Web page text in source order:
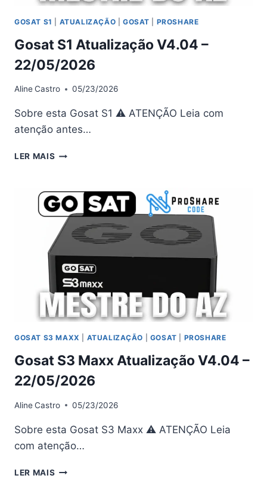
GOSAT S1 ATUALIZAÇÃO GOSAT PROSHARE
Gosat S1 Atualização V4.04 –
22/05/2026
AlineCastro 05/23/2026
Sobre esta Gosat S1 ⚠ ATENÇÃO Leia com
atenção antes…
LER MAIS GOSAT
V4.04
–
22/05/2026
GOSAT S3 MAXX ATUALIZAÇÃO GOSAT PROSHARE
Gosat S3 Maxx Atualização V4.04 –
22/05/2026
AlineCastro 05/23/2026
Sobre esta Gosat S3 Maxx ⚠ ATENÇÃO Leia
com atenção…
LER MAIS GOSAT